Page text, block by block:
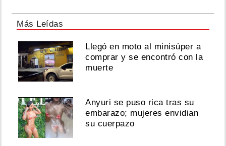
Más Leídas
Llegó en moto al minisúper a
comprar y se encontró con la
muerte
Anyuri se puso rica tras su
embarazo; mujeres envidian
su cuerpazo